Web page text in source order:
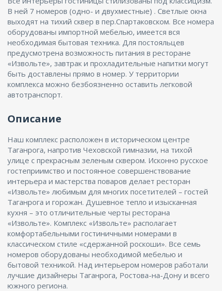
В ней 7 номеров (одно- и двухместные) . Светлые окна
выходят на тихий сквер в пер.Спартаковском. Все номера
оборудованы импортной мебелью, имеется вся
необходимая бытовая техника. Для постояльцев
предусмотрена возможность питания в ресторане
«Извольте», завтрак и прохладительные напитки могут
быть доставлены прямо в номер. У территории
комплекса можно безбоязненно оставить легковой
автотранспорт.
Описание
Наш комплекс расположен в историческом центре
Таганрога, напротив Чеховской гимназии, на тихой
улице с прекрасным зеленым сквером. Исконно русское
гостеприимство и постоянное совершенствование
интерьера и мастерства поваров делает ресторан
«Извольте» любимым для многих посетителей – гостей
Таганрога и горожан. Душевное тепло и изысканная
кухня – это отличительные черты ресторана
«Извольте». Комплекс «Извольте» располагает
комфортабельными гостиничными номерами в
классическом стиле «сдержанной роскоши». Все семь
номеров оборудованы необходимой мебелью и
бытовой техникой. Над интерьером номеров работали
лучшие дизайнеры Таганрога, Ростова-на-Дону и всего
южного региона.